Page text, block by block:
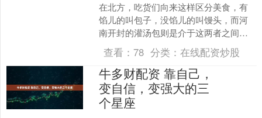
在北方，吃货们向来这样区分美食，有
馅儿的叫包子，没馅儿的叫馒头，而河
南开封的灌汤包则是介于这两者之间的
一种美食： 皮薄、汁多、馅大、肉鲜，
轻咬一小口，汤汁就像开....
查看：78 分类：在线配资炒股
牛多财配资 靠自己，
变自信，变强大的三
个星座